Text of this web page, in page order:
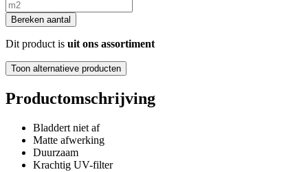
Bereken aantal
Dit product is uit ons assortiment
Toon alternatieve producten
Productomschrijving
Bladdert niet af
Matte afwerking
Duurzaam
Krachtig UV-filter